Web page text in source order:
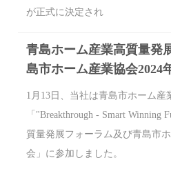
が正式に決定され
青島ホーム産業高質量発
島市ホーム産業協会2024
1月13日、当社は青島市ホーム産
「"Breakthrough - Smart Winning
質量発展フォーラム及び青島市
会」に参加しました。